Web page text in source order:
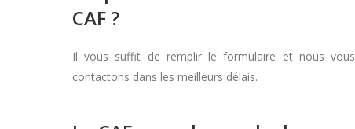
CAF ?
Il vous suffit de remplir le formulaire et nous vous
contactons dans les meilleurs délais.